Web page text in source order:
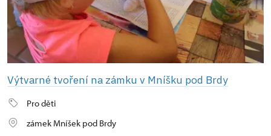
Výtvarné tvoření na zámku v Mníšku pod Brdy
Pro děti
zámek Mníšek pod Brdy